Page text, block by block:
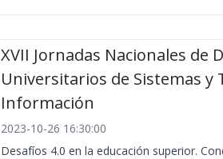
XVII Jornadas Nacionales de
Universitarios de Sistemas y
Información
2023-10-26 16:30:00
Desafíos 4.0 en la educación superior.